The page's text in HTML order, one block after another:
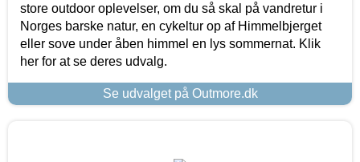
store outdoor oplevelser, om du så skal på vandretur i
Norges barske natur, en cykeltur op af Himmelbjerget
eller sove under åben himmel en lys sommernat. Klik
her for at se deres udvalg.
Se udvalget på Outmore.dk